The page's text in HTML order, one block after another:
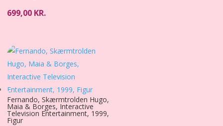
699,00 KR.
Fernando, Skærmtrolden Hugo,
Maia & Borges, Interactive
Television Entertainment, 1999,
Figur